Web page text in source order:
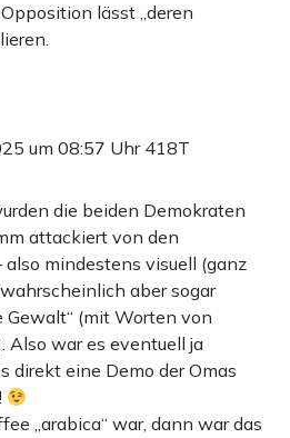
lässt „deren
um 08:57 Uhr 418T
die beiden Demokraten
attackiert von den
mindestens visuell (ganz
aber sogar
Gewalt“ (mit Worten von
Also war es eventuell ja
direkt eine Demo der Omas
„arabica“ war, dann war das